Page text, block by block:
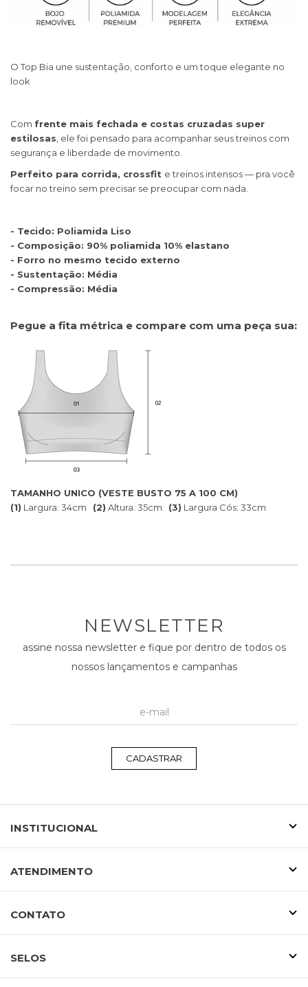
O Top Bia une sustentação, conforto e um toque elegante no
look
Com frente mais fechada e costas cruzadas super
estilosas , ele foi pensado para acompanhar seus treinos com
segurança e liberdade de movimento.
Perfeito para corrida, crossfit e treinos intensos — pra você
focar no treino sem precisar se preocupar com nada.
- Tecido: Poliamida Liso
- Composição: 90% poliamida 10% elastano
- Forro no mesmo tecido externo
- Sustentação: Média
- Compressão: Média
Pegue a fita métrica e compare com uma peça sua:
TAMANHO UNICO (VESTE BUSTO 75 A 100 CM)
(1) Largura: 34cm (2) Altura: 35cm (3) Largura Cós: 33cm
NEWSLETTER
assine nossa newsletter e fique por dentro de todos os
nossos lançamentos e campanhas
CADASTRAR
INSTITUCIONAL
ATENDIMENTO
CONTATO
SELOS